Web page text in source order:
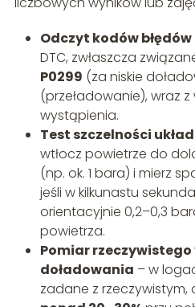
Odczyt kodów błędów
DTC, zwłaszcza
P0299 (za niskie
(przeładowanie), wraz
wystąpienia.
Test szczelności
wtłocz powietrze do
(np. ok. 1 bara) i mierz
jeśli w kilkunastu
orientacyjnie 0,2–0,3
powietrza.
Pomiar
doładowania – w
zadane z